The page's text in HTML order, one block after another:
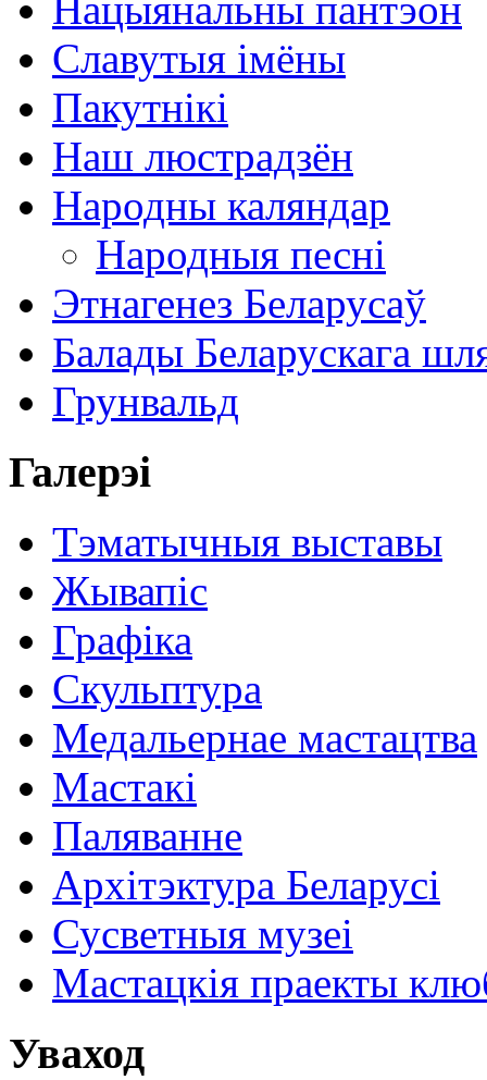
Славутыя імёны
Пакутнікі
Наш люстрадзён
Народны каляндар
Народныя песні
Этнагенез Беларусаў
Балады Беларускага
Грунвальд
Галерэі
Тэматычныя выставы
Жывапіс
Графіка
Скульптура
Медальернае мастацтва
Мастакі
Паляванне
Архітэктура Беларусі
Сусветныя музеі
Мастацкія праекты
Уваход